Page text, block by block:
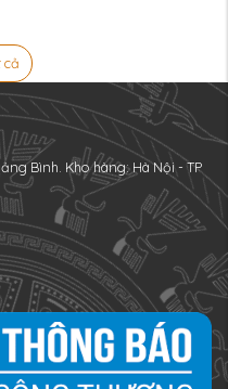
cả
Bình. Kho hàng: Hà Nội - TP